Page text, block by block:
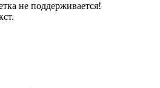
не поддерживается!